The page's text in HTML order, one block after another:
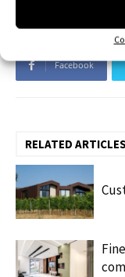
Facebook
RELATED ARTICLES